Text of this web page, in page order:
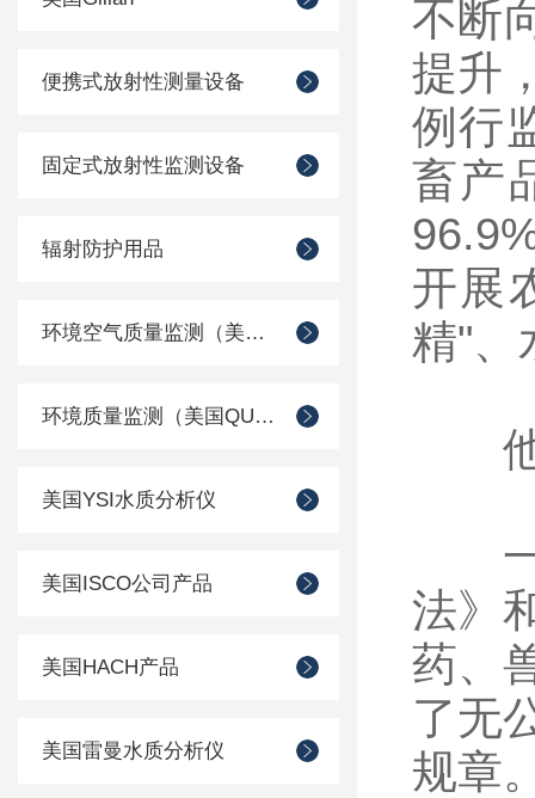
便携式放射性测量设备
固定式放射性监测设备
辐射防护用品
环境空气质量监测（美国Met one）
环境质量监测（美国QUEST）
美国YSI水质分析仪
美国ISCO公司产品
美国HACH产品
美国雷曼水质分析仪
不断
提升
例行
畜产
开展
精"、
他
一
法》
药、
了无
规章